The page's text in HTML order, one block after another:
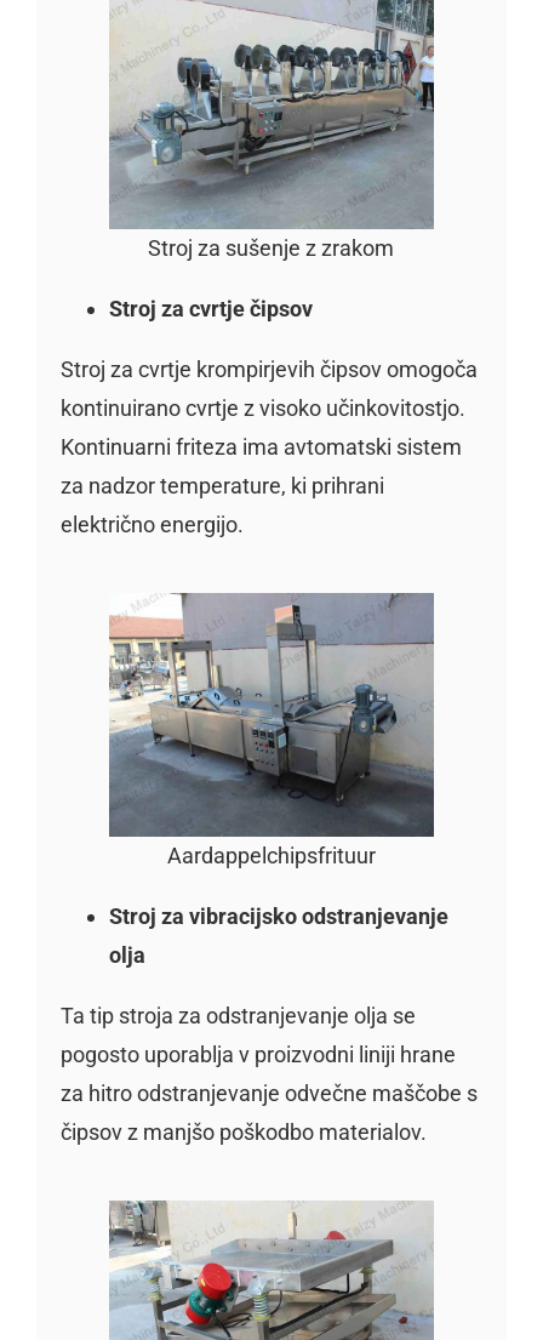
Stroj za sušenje z zrakom
Stroj za cvrtje čipsov
Stroj za cvrtje krompirjevih čipsov omogoča
kontinuirano cvrtje z visoko učinkovitostjo.
Kontinuarni friteza ima avtomatski sistem
za nadzor temperature, ki prihrani
električno energijo.
Aardappelchipsfrituur
Stroj za vibracijsko odstranjevanje
olja
Ta tip stroja za odstranjevanje olja se
pogosto uporablja v proizvodni liniji hrane
za hitro odstranjevanje odvečne maščobe s
čipsov z manjšo poškodbo materialov.